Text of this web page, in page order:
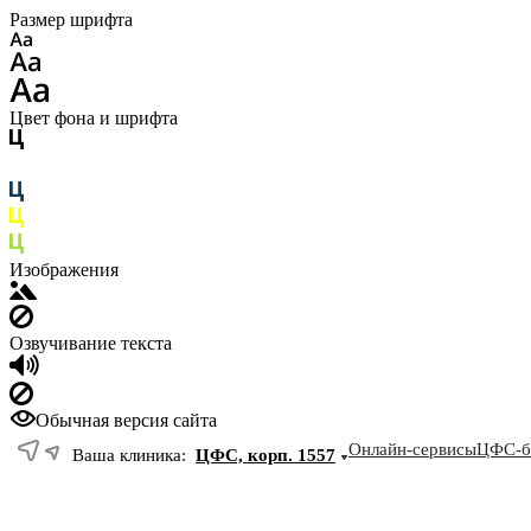
Размер шрифта
Цвет фона и шрифта
Изображения
Озвучивание текста
Обычная версия сайта
Ваша клиника: ЦФС, корп. 1557 Онлайн-сервисыЦФС-